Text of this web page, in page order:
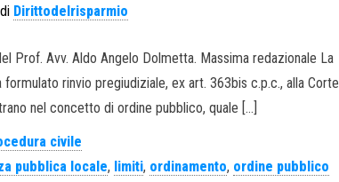
Dirittodelrisparmio
Prof. Avv. Aldo Angelo Dolmetta. Massima redazionale La
rinvio pregiudiziale, ex art. 363bis c.p.c., alla Corte
nel concetto di ordine pubblico, quale […]
civile
pubblica locale, limiti, ordinamento, ordine pubblico